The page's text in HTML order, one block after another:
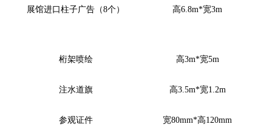
展馆进口柱子广告（8个） 高6.8m*宽3m
桁架喷绘 高3m*宽5m
注水道旗 高3.5m*宽1.2m
参观证件 宽80mm*高120mm